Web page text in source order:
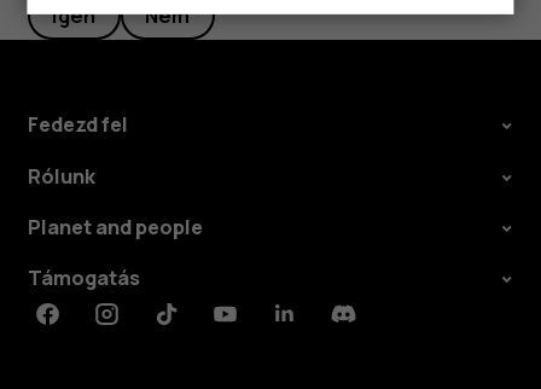
Igen Nem
Fedezd fel
Rólunk
Planet and people
Támogatás
FacebookInstagramTiktokYoutubeLinkedinDiscord